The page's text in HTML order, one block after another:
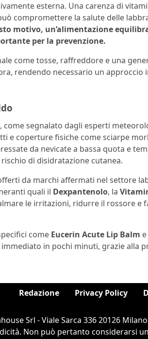
esterna. Una carenza di
compromettere la salute delle
motivo, un’alimentazione
per la prevenzione.
come tosse, raffreddore e una
rendendo necessario un approccio
come segnalato dagli esperti
e coperture fisiche come sciarpe
da nevicate a bassa quota e
di disidratazione cutanea.
da marchi affermati nel settore
quali il Dexpantenolo, la
le irritazioni, ridurre il rossore e
come Eucerin Acute Lip Balm e
in pochi minuti, grazie alla
Redazione Privacy Policy
Srl - Viale Sarca 336 20126
Non può pertanto considerarsi